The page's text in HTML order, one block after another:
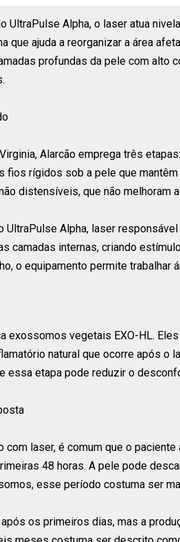
UltraPulse Alpha, o laser atua
que ajuda a reorganizar a área
profundas da pele com alto
Alarcão emprega três
fios rígidos sob a pele que
distensíveis, que não melhoram
UltraPulse Alpha, laser
camadas internas, criando
o equipamento permite trabalhar
exossomos vegetais EXO-HL.
natural que ocorre após o
essa etapa pode reduzir o
laser, é comum que o
48 horas. A pele pode
esse período costuma ser
os primeiros dias, mas a